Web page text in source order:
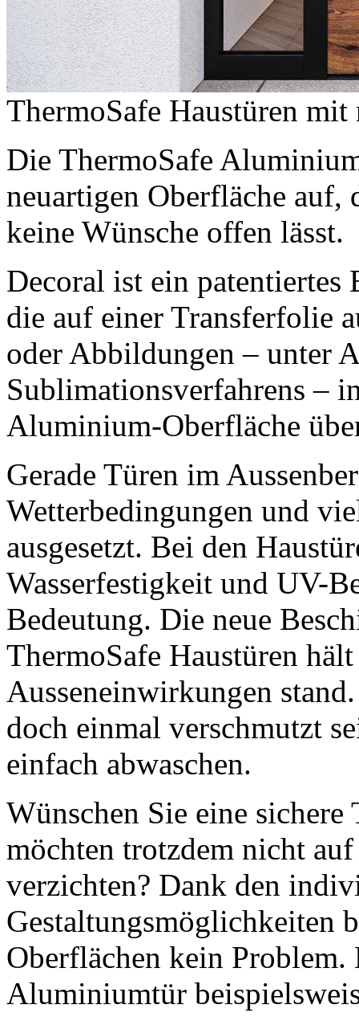
ThermoSafe Haustüren
Die ThermoSafe
neuartigen Oberfläche auf,
keine Wünsche offen lässt.
Decoral ist ein patentiertes
die auf einer Transferfolie
oder Abbildungen – unter
Sublimationsverfahrens –
Aluminium-Oberfläche
Gerade Türen im
Wetterbedingungen und
ausgesetzt. Bei den
Wasserfestigkeit und UV-
Bedeutung. Die neue
ThermoSafe Haustüren
Ausseneinwirkungen
doch einmal verschmutzt
einfach abwaschen.
Wünschen Sie eine
möchten trotzdem nicht
verzichten? Dank den
Gestaltungsmöglichkeiten
Oberflächen kein
Aluminiumtür